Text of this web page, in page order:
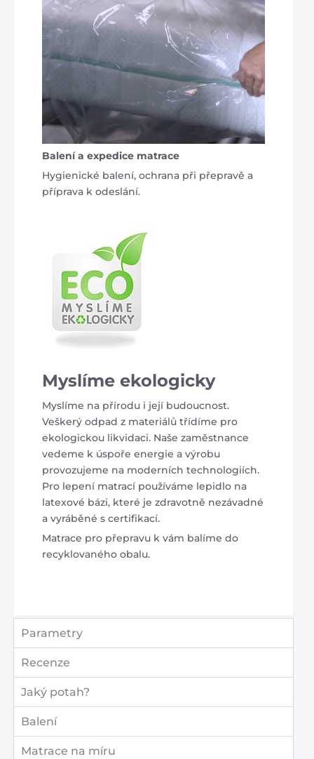
Balení a expedice matrace
Hygienické balení, ochrana při přepravě a
příprava k odeslání.
Myslíme ekologicky
Myslíme na přírodu i její budoucnost.
Veškerý odpad z materiálů třídíme pro
ekologickou likvidaci. Naše zaměstnance
vedeme k úspoře energie a výrobu
provozujeme na moderních technologiích.
Pro lepení matrací používáme lepidlo na
latexové bázi, které je zdravotně nezávadné
a vyráběné s certifikací.
Matrace pro přepravu k vám balíme do
recyklovaného obalu.
Parametry
Recenze
Jaký potah?
Balení
Matrace na míru